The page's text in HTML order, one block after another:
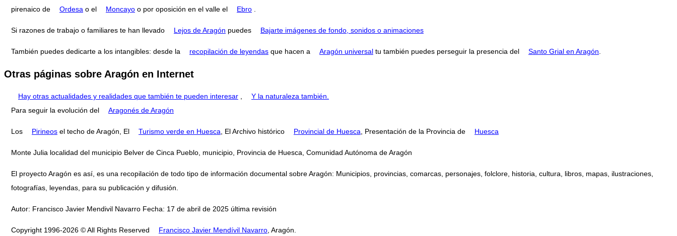
pirenaico de
Ordesa o el Moncayo o por oposición en el valle el Ebro
Si razones de trabajo o familiares te han llevado Lejos de Aragón puedes Bajarte imágenes de fondo, sonidos o animaciones
También puedes dedicarte a los intangibles: desde la recopilación de leyendas que hacen a Aragón universal tu también puedes perseguir la presencia del Santo Grial en Aragón
Otras páginas sobre Aragón en Internet
Hay otras actualidades y realidades que también te pueden interesar ,
Y la naturaleza también.
Para seguir la evolución del
Aragonés de Aragón
Los Pirineos el techo de Aragón, El Turismo verde en Huesca, El Archivo histórico Provincial de Huesca, Presentación de la Provincia de Huesca
Monte Julia localidad del municipio Belver de Cinca Pueblo, municipio, Provincia de Huesca, Comunidad Autónoma de Aragón
El proyecto Aragón es así, es una recopilación de todo tipo de información documental sobre Aragón: Municipios, provincias, comarcas, personajes, folclore, historia, cultura, libros, mapas, ilustraciones,
fotografías, leyendas, para su publicación y difusión.
Autor: Francisco Javier Mendivil Navarro Fecha: 17 de abril de 2025 última revisión
Copyright 1996-2026 © All Rights Reserved Francisco Javier Mendívil Navarro, Aragón.